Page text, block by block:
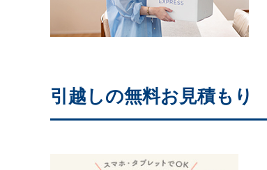
引越しの無料お見積もり